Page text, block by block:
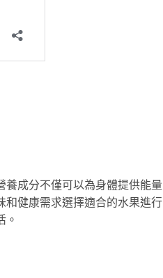
養成分不僅可以為身體提供能量
和健康需求選擇適合的水果進行
。